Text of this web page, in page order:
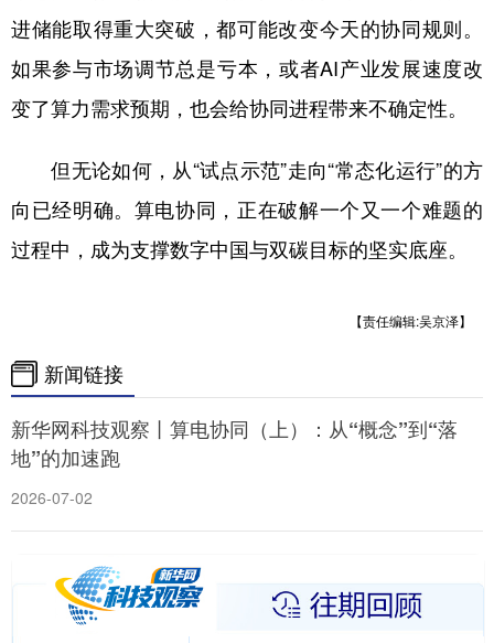
进储能取得重大突破，都可能改变今天的协同规则。
如果参与市场调节总是亏本，或者AI产业发展速度改
变了算力需求预期，也会给协同进程带来不确定性。
但无论如何，从“试点示范”走向“常态化运行”的方
向已经明确。算电协同，正在破解一个又一个难题的
过程中，成为支撑数字中国与双碳目标的坚实底座。
【责任编辑:吴京泽】
新闻链接
新华网科技观察丨算电协同（上）：从“概念”到“落
地”的加速跑
2026-07-02